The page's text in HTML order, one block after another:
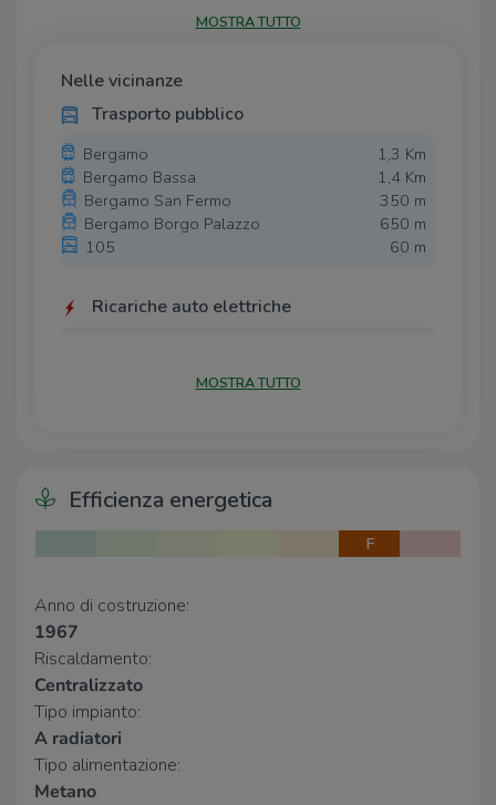
Ideale sia per attività commerciali che per settore
MOSTRA TUTTO
Nelle vicinanze
Trasporto pubblico
Bergamo
1,3 Km
Bergamo Bassa
1,4 Km
Bergamo San Fermo
350 m
Bergamo Borgo Palazzo
650 m
105
60 m
Ricariche auto elettriche
A2A BG Cefalonia
Scuole
Scuola dell'Infanzia Sant'Anna
260 m
Scuole Paritarie I e II grado (iSchool)
Centro Scolastico Tua Scuola
Farmacia
Farmacia Sant'Anna
Farmacia
Farmacia Mandelli
Via Borgo Palazzo
MOSTRA TUTTO
Efficienza energetica
F
Anno di costruzione:
1967
Riscaldamento:
Centralizzato
Tipo impianto:
A radiatori
Tipo alimentazione:
Metano